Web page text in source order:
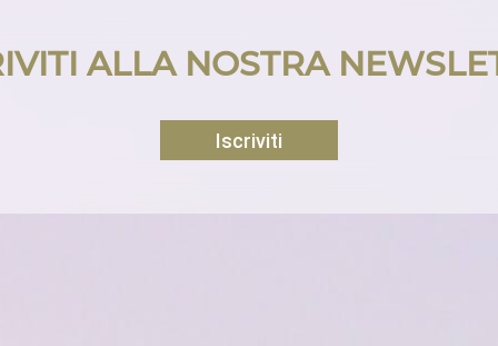
ALLA NOSTRA
Iscriviti